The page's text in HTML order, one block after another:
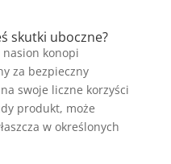
skutki uboczne?
nasion konopi
za bezpieczny
swoje liczne korzyści
produkt, może
w określonych